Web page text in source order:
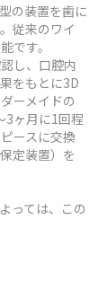
の装置を歯に
従来のワイ
です。
し、口腔内
をもとに3D
ーメイドの
3ヶ月に1回程
ースに交換
定装置）を
っては、この